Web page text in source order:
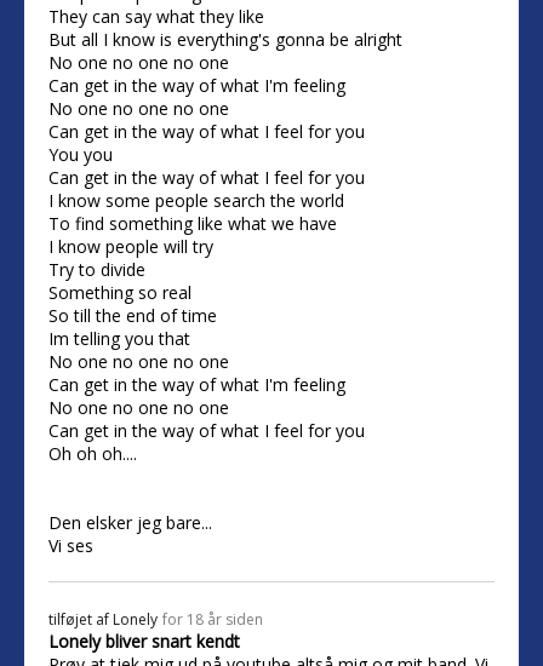
They can say what they like
But all I know is everything's gonna be alright
No one no one no one
Can get in the way of what I'm feeling
No one no one no one
Can get in the way of what I feel for you
You you
Can get in the way of what I feel for you
I know some people search the world
To find something like what we have
I know people will try
Try to divide
Something so real
So till the end of time
Im telling you that
No one no one no one
Can get in the way of what I'm feeling
No one no one no one
Can get in the way of what I feel for you
Oh oh oh....
Den elsker jeg bare...
Vi ses
tilføjet af Lonely for 18 år siden
Lonely bliver snart kendt